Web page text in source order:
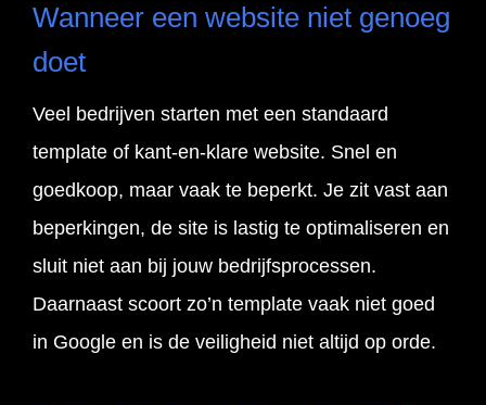
Wanneer een website niet genoeg
doet
Veel bedrijven starten met een standaard
template of kant-en-klare website. Snel en
goedkoop, maar vaak te beperkt. Je zit vast aan
beperkingen, de site is lastig te optimaliseren en
sluit niet aan bij jouw bedrijfsprocessen.
Daarnaast scoort zo’n template vaak niet goed
in Google en is de veiligheid niet altijd op orde.